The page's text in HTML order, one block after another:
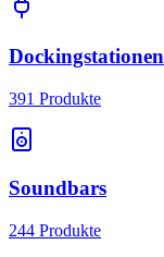
Dockingstationen
391 Produkte
Soundbars
244 Produkte